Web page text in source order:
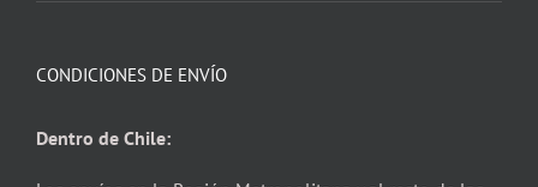
CONDICIONES DE ENVÍO
Dentro de Chile: